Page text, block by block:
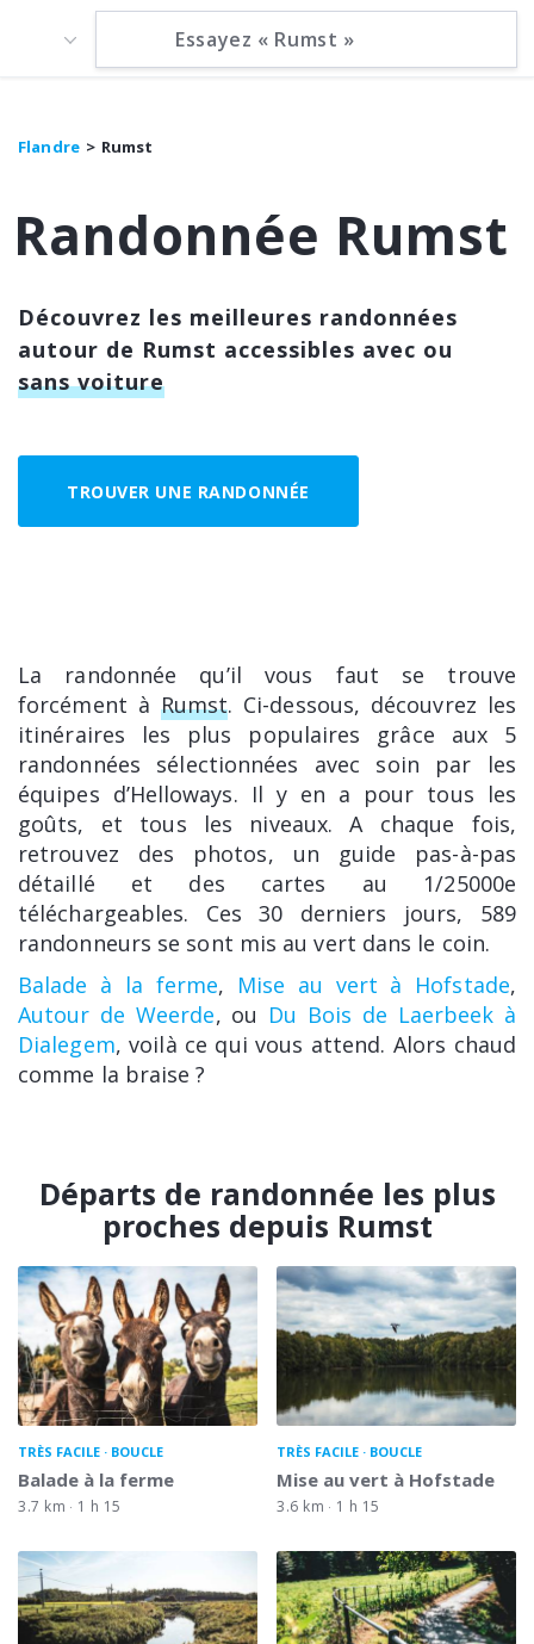
Flandre Rumst
Randonnée Rumst
Découvrez les meilleures randonnées
autour de Rumst accessibles avec ou
sans voiture
TROUVER UNE RANDONNÉE
La randonnée qu’il vous faut se trouve
forcément à Rumst. Ci-dessous, découvrez les
itinéraires les plus populaires grâce aux 5
randonnées sélectionnées avec soin par les
équipes d’Helloways. Il y en a pour tous les
goûts, et tous les niveaux. A chaque fois,
retrouvez des photos, un guide pas-à-pas
détaillé et des cartes au 1/25000e
téléchargeables. Ces 30 derniers jours, 589
randonneurs se sont mis au vert dans le coin.
Balade à la ferme, Mise au vert à Hofstade,
Autour de Weerde, ou Du Bois de Laerbeek à
Dialegem, voilà ce qui vous attend. Alors chaud
comme la braise ?
Départs de randonnée les plus
proches depuis Rumst
TRÈS FACILE BOUCLE
Balade à la ferme
3.7 km 1 h 15
TRÈS FACILE BOUCLE
Mise au vert à Hofstade
3.6 km 1 h 15